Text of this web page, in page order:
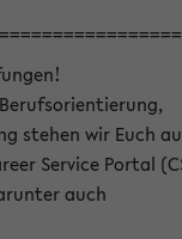
stehen wir Euch
Service Portal
auch